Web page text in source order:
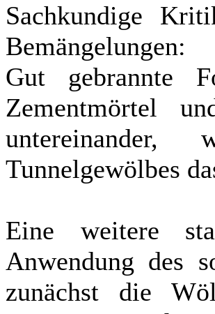
Sachkundige
Bemängelungen:
Gut gebrannte
Zementmörtel
Tunnelgewölbes
Eine weitere
Anwendung des
zunächst die